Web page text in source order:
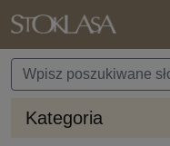
Kategoria